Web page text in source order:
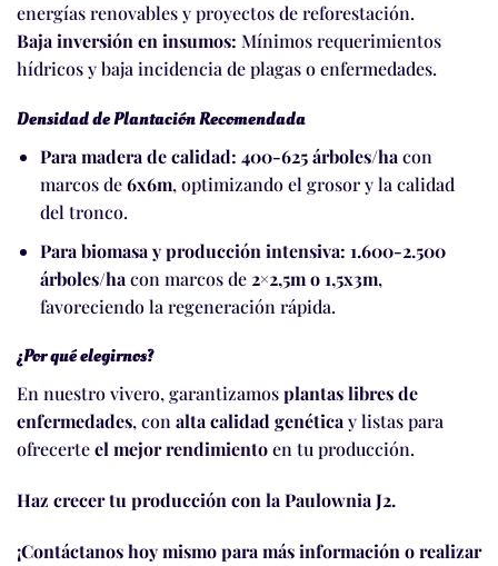
energías renovables y proyectos de reforestación.
Baja inversión en insumos: Mínimos requerimientos
hídricos y baja incidencia de plagas o enfermedades.
Densidad de Plantación Recomendada
Para madera de calidad: 400-625 árboles/hacon
marcos de6x6m, optimizando el grosor y la calidad
del tronco.
Para biomasa y producción intensiva: 1.600-2.500
árboles/hacon marcos de2×2,5m o 1,5x3m,
favoreciendo la regeneración rápida.
¿Por qué elegirnos?
En nuestro vivero, garantizamosplantas libres de
enfermedades, conalta calidad genéticay listas para
ofrecerteel mejor rendimientoen tu producción.
Haz crecer tu producción con la Paulownia J2.
¡Contáctanos hoy mismo para más información o realizar